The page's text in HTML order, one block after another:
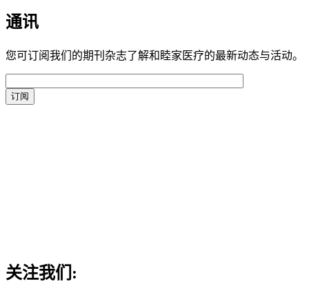
通讯
您可订阅我们的期刊杂志了解和睦家医疗的最新动态与活动。
关注我们: